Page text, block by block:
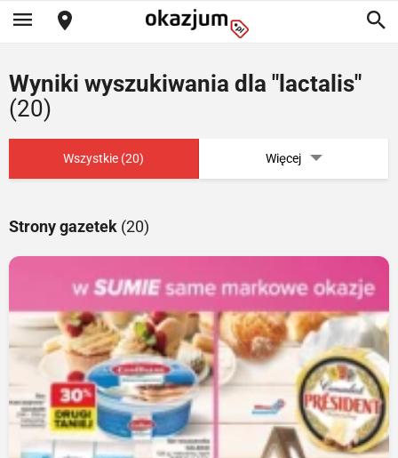
Wyniki wyszukiwania dla "lactalis"
(20)
Wszystkie (20) Więcej
Strony gazetek (20)